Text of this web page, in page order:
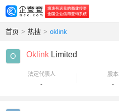
首页 > 热搜 > oklink
O Oklink Limited
法定代表人
-
股本
-